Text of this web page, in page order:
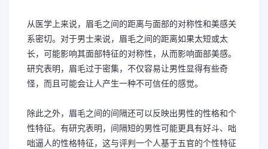
从医学上来说，眉毛之间的距离与面部的对称性和美感关
系密切。对于男士来说，眉毛之间的距离如果太短或太
长，可能影响其面部特征的对称性，从而影响面部美感。
研究表明，眉毛过于密集，不仅容易让男性显得有些奇
怪，而且可能会让人产生一种不可信任的感觉。
除此之外，眉毛之间的间隔还可以反映出男性的性格和个
性特征。有研究表明，间隔短的男性可能更具有好斗、咄
咄逼人的性格特征，这与评判一个人基于五官的个性特征